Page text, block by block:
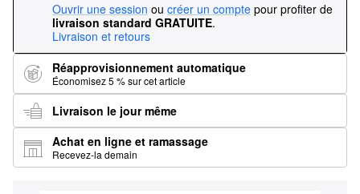
Ouvrir une session ou créer un compte pour profiter de
livraison standard GRATUITE.
Livraison et retours
Réapprovisionnement automatique
Économisez 5 % sur cet article
Livraison le jour même
Achat en ligne et ramassage
Recevez-la demain